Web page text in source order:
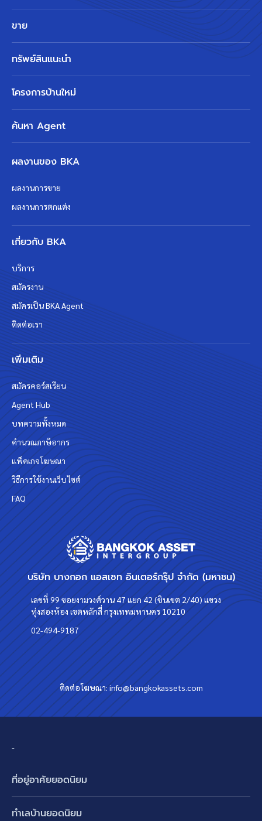
บริษัท บางกอก แอสเซท อินเตอร์กรุ๊ป จำกัด (มหาชน)
เลขที่ 99 ซอยงามวงศ์วาน 47 แยก 42 (ชินเขต 2/40) แขวง
ทุ่งสองห้อง เขตหลักสี่ กรุงเทพมหานคร 10210
02-494-9187
ติดต่อโฆษณา:info@bangkokassets.com
ขาย
ทรัพย์สินแนะนำ
โครงการบ้านใหม่
ค้นหา Agent
ผลงานของ BKA
ผลงานการขาย
ผลงานการตกแต่ง
เกี่ยวกับ BKA
บริการ
สมัครงาน
สมัครเป็น BKA Agent
ติดต่อเรา
เพิ่มเติม
สมัครคอร์สเรียน
Agent Hub
บทความทั้งหมด
คำนวณภาษีอากร
แพ็คเกจโฆษณา
วิธีการใช้งานเว็บไซต์
FAQ
-
ที่อยู่อาศัยยอดนิยม
ทำเลบ้านยอดนิยม